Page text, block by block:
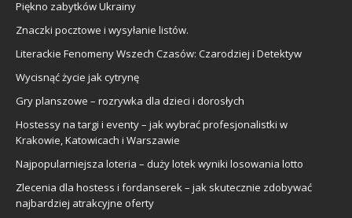
Piękno zabytków Ukrainy
Znaczki pocztowe i wysyłanie listów.
Literackie Fenomeny Wszech Czasów: Czarodziej i Detektyw
Wycisnąć życie jak cytrynę
Gry planszowe – rozrywka dla dzieci i dorosłych
Hostessy na targi i eventy – jak wybrać profesjonalistki w
Krakowie, Katowicach i Warszawie
Najpopularniejsza loteria – duży lotek wyniki losowania lotto
Zlecenia dla hostess i fordanserek – jak skutecznie zdobywać
najbardziej atrakcyjne oferty